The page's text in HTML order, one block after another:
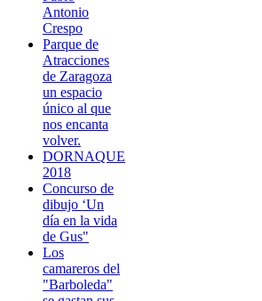
Antonio
Crespo
Parque de
Atracciones
de Zaragoza
un espacio
único al que
nos encanta
volver.
DORNAQUE
2018
Concurso de
dibujo ‘Un
día en la vida
de Gus"
Los
camareros del
"Barboleda"